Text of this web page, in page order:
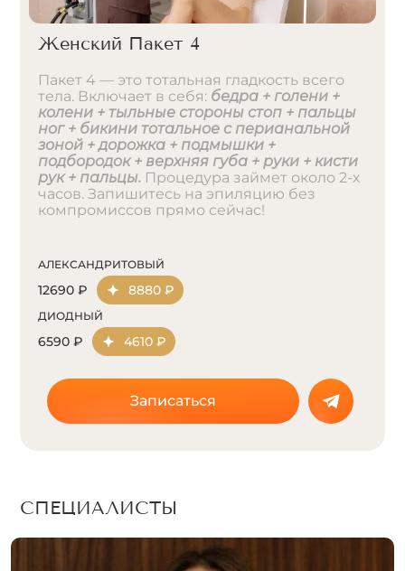
Женский Пакет 4
Пакет 4 — это тотальная гладкость всего
тела. Включает в себя: бедра + голени +
колени + тыльные стороны стоп + пальцы
ног + бикини тотальное с перианальной
зоной + дорожка + подмышки +
подбородок + верхняя губа + руки + кисти
рук + пальцы. Процедура займет около 2-х
часов. Запишитесь на эпиляцию без
компромиссов прямо сейчас!
АЛЕКСАНДРИТОВЫЙ
12690 ₽ 8880 ₽
ДИОДНЫЙ
6590 ₽ 4610 ₽
Записаться
СПЕЦИАЛИСТЫ